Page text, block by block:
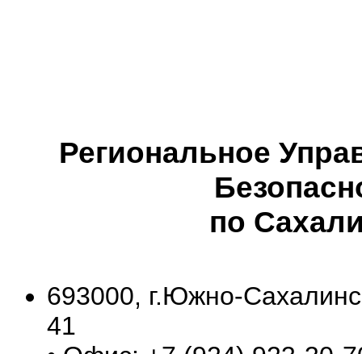
Региональное
по
693000, г.Южно-
41